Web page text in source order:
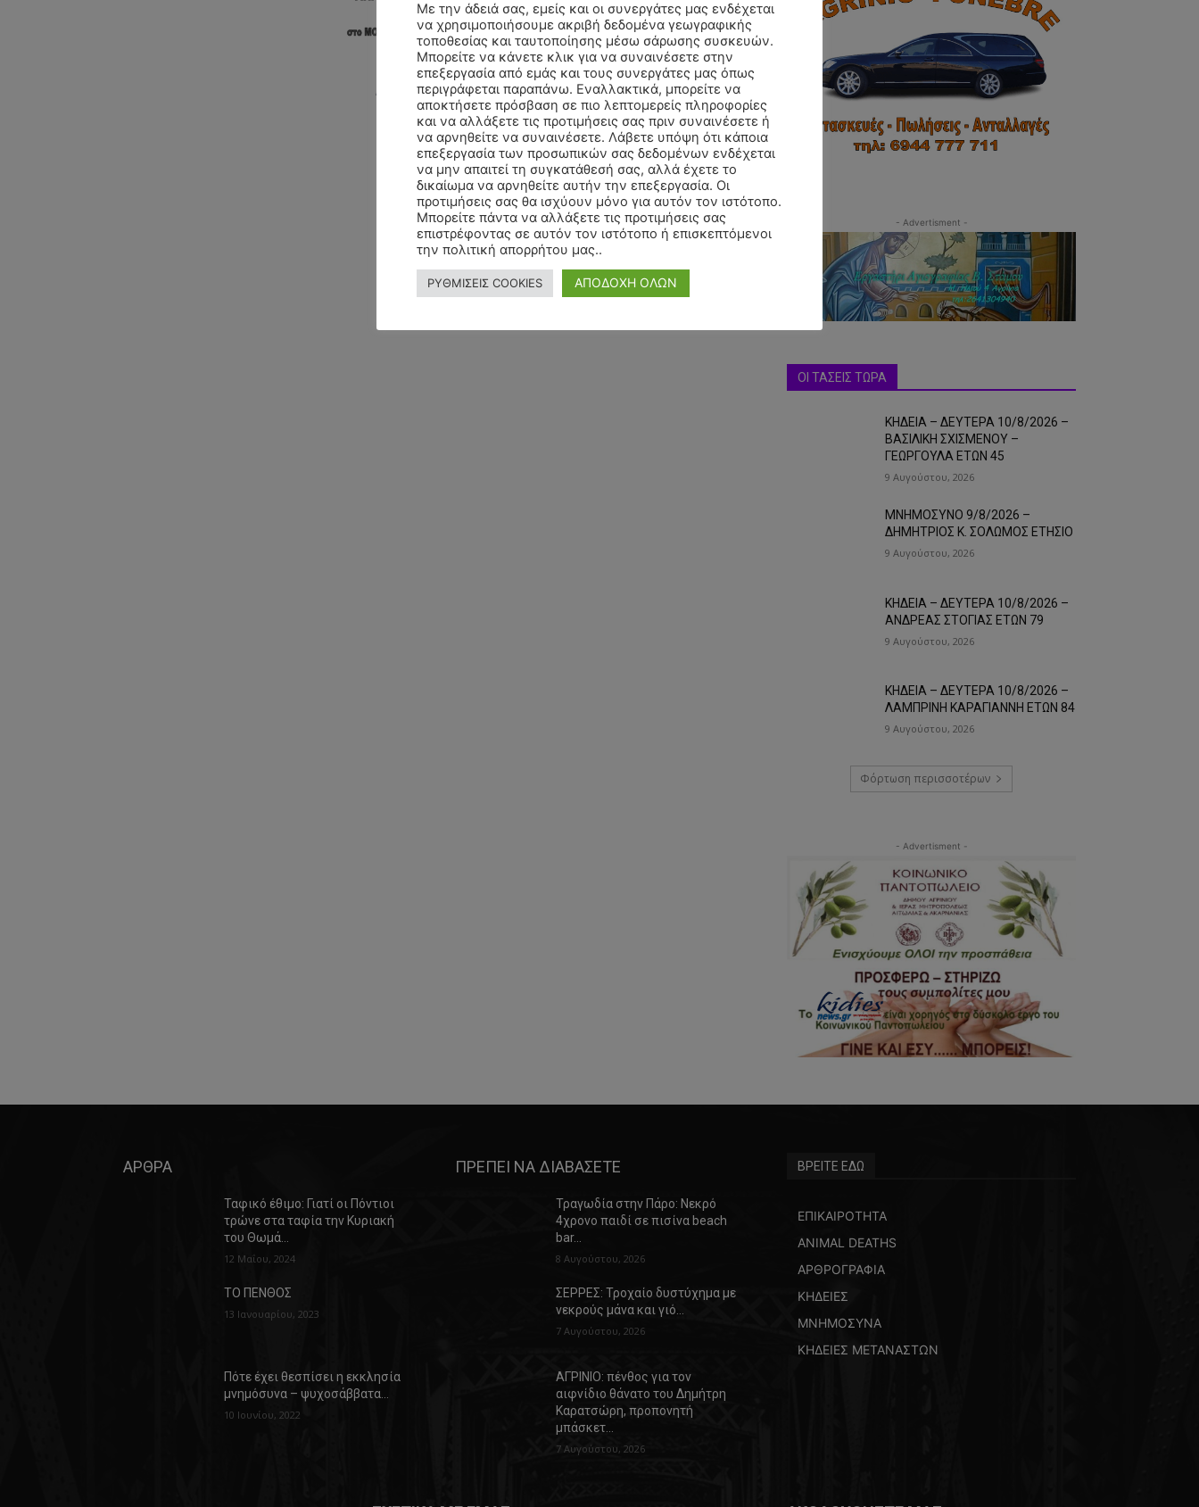
- Advertisment -
ΟΙ ΤΑΣΕΙΣ ΤΩΡΑ
ΚΗΔΕΙΑ – ΔΕΥΤΕΡΑ 10/8/2026 –
ΒΑΣΙΛΙΚΗ ΣΧΙΣΜΕΝΟΥ –
ΓΕΩΡΓΟΥΛΑ ΕΤΩΝ 45
9 Αυγούστου, 2026
ΜΝΗΜΟΣΥΝΟ 9/8/2026 –
ΔΗΜΗΤΡΙΟΣ Κ. ΣΟΛΩΜΟΣ ΕΤΗΣΙΟ
9 Αυγούστου, 2026
ΚΗΔΕΙΑ – ΔΕΥΤΕΡΑ 10/8/2026 –
ΑΝΔΡΕΑΣ ΣΤΟΓΙΑΣ ΕΤΩΝ 79
9 Αυγούστου, 2026
ΚΗΔΕΙΑ – ΔΕΥΤΕΡΑ 10/8/2026 –
ΛΑΜΠΡΙΝΗ ΚΑΡΑΓΙΑΝΝΗ ΕΤΩΝ 84
9 Αυγούστου, 2026
Φόρτωση περισσοτέρων
- Advertisment -
ΑΡΘΡΑ
Ταφικό έθιμο: Γιατί οι Πόντιοι
τρώνε στα ταφία την Κυριακή
του Θωμά…
12 Μαΐου, 2024
ΤΟ ΠΕΝΘΟΣ
13 Ιανουαρίου, 2023
Πότε έχει θεσπίσει η εκκλησία
μνημόσυνα – ψυχοσάββατα…
10 Ιουνίου, 2022
ΠΡΕΠΕΙ ΝΑ ΔΙΑΒΑΣΕΤΕ
Τραγωδία στην Πάρο: Νεκρό
4χρονο παιδί σε πισίνα beach
bar…
8 Αυγούστου, 2026
ΣΕΡΡΕΣ: Τροχαίο δυστύχημα με
νεκρούς μάνα και γιό…
7 Αυγούστου, 2026
ΑΓΡΙΝΙΟ: πένθος για τον
αιφνίδιο θάνατο του Δημήτρη
Καρατσώρη, προπονητή
μπάσκετ…
7 Αυγούστου, 2026
ΒΡΕΙΤΕ ΕΔΩ
ΕΠΙΚΑΙΡΟΤΗΤΑ
ANIMAL DEATHS
ΑΡΘΡΟΓΡΑΦΙΑ
ΚΗΔΕΙΕΣ
ΜΝΗΜΟΣΥΝΑ
ΚΗΔΕΙΕΣ ΜΕΤΑΝΑΣΤΩΝ
Με την άδειά σας, εμείς και οι συνεργάτες μας ενδέχεται
να χρησιμοποιήσουμε ακριβή δεδομένα γεωγραφικής
τοποθεσίας και ταυτοποίησης μέσω σάρωσης συσκευών.
Μπορείτε να κάνετε κλικ για να συναινέσετε στην
επεξεργασία από εμάς και τους συνεργάτες μας όπως
περιγράφεται παραπάνω. Εναλλακτικά, μπορείτε να
αποκτήσετε πρόσβαση σε πιο λεπτομερείς πληροφορίες
και να αλλάξετε τις προτιμήσεις σας πριν συναινέσετε ή
να αρνηθείτε να συναινέσετε. Λάβετε υπόψη ότι κάποια
επεξεργασία των προσωπικών σας δεδομένων ενδέχεται
να μην απαιτεί τη συγκατάθεσή σας, αλλά έχετε το
δικαίωμα να αρνηθείτε αυτήν την επεξεργασία. Οι
προτιμήσεις σας θα ισχύουν μόνο για αυτόν τον ιστότοπο.
Μπορείτε πάντα να αλλάξετε τις προτιμήσεις σας
επιστρέφοντας σε αυτόν τον ιστότοπο ή επισκεπτόμενοι
την πολιτική απορρήτου μας..
ΡΥΘΜΙΣΕΙΣ COOKIES ΑΠΟΔΟΧΗ ΟΛΩΝ